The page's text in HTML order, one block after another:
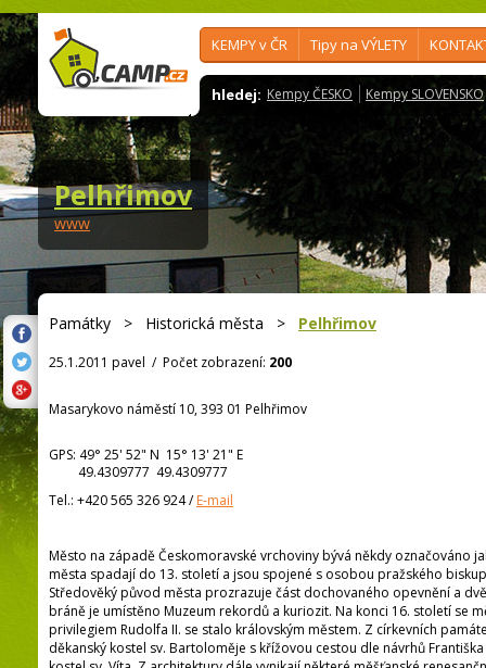
KEMPY v ČR Tipy na VÝLETY
hledej: Kempy ČESKO Kempy SLOVENSKO
Pelhřimov
www
Památky > Historická města > Pelhřimov
25.1.2011 pavel / Počet zobrazení: 200
Masarykovo náměstí 10, 393 01 Pelhřimov
GPS: 49° 25' 52" N 15° 13' 21" E
49.4309777 49.4309777
Tel.: +420 565 326 924/E-mail
Město na západě Českomoravské vrchoviny bývá někdy označováno
města spadají do 13. století a jsou spojené s osobou pražského
Středověký původ města prozrazuje část dochovaného opevnění a
bráně je umístěno Muzeum rekordů a kuriozit. Na konci 16. století se
privilegiem Rudolfa II. se stalo královským městem. Z církevních
děkanský kostel sv. Bartoloměje s křížovou cestou dle návrhů